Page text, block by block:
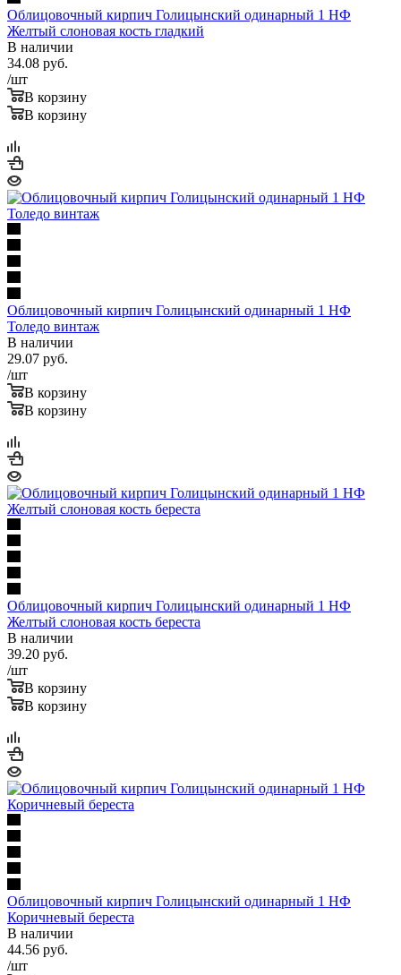
Облицовочный кирпич Голицынский одинарный 1 НФ
Желтый слоновая кость гладкий
В наличии
34.08 руб.
/шт
В корзину
В корзину
Облицовочный кирпич Голицынский одинарный 1 НФ
Толедо винтаж
В наличии
29.07 руб.
/шт
В корзину
В корзину
Облицовочный кирпич Голицынский одинарный 1 НФ
Желтый слоновая кость береста
В наличии
39.20 руб.
/шт
В корзину
В корзину
Облицовочный кирпич Голицынский одинарный 1 НФ
Коричневый береста
В наличии
44.56 руб.
/шт